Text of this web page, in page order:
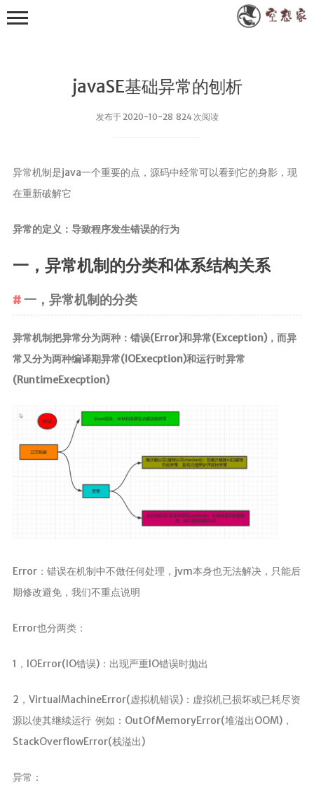
javaSE基础异常的刨析
发布于 2020-10-28 824 次阅读
异常机制是java一个重要的点，源码中经常可以看到它的身影，现
在重新破解它
异常的定义：导致程序发生错误的行为
一，异常机制的分类和体系结构关系
一，异常机制的分类
异常机制把异常分为两种：错误(Error)和异常(Exception)，而异
常又分为两种编译期异常(IOExecption)和运行时异常
(RuntimeExecption)
Error：错误在机制中不做任何处理，jvm本身也无法解决，只能后
期修改避免，我们不重点说明
Error也分两类：
1，IOError(IO错误)：出现严重IO错误时抛出
2，VirtualMachineError(虚拟机错误)：虚拟机已损坏或已耗尽资
源以使其继续运行 例如：OutOfMemoryError(堆溢出OOM)，
StackOverflowError(栈溢出)
异常：
小众技术
FastJson
WebSocket
EasyExcel
前端
JavaScript
CSS3
Android
UI视图动画
代码简洁工
MapStruct
云原生
Docker
微服务